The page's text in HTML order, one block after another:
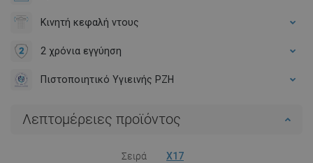
Κινητή κεφαλή ντους
2 χρόνια εγγύηση
Πιστοποιητικό Υγιεινής PZH
Λεπτομέρειες προϊόντος
Σειρά X17